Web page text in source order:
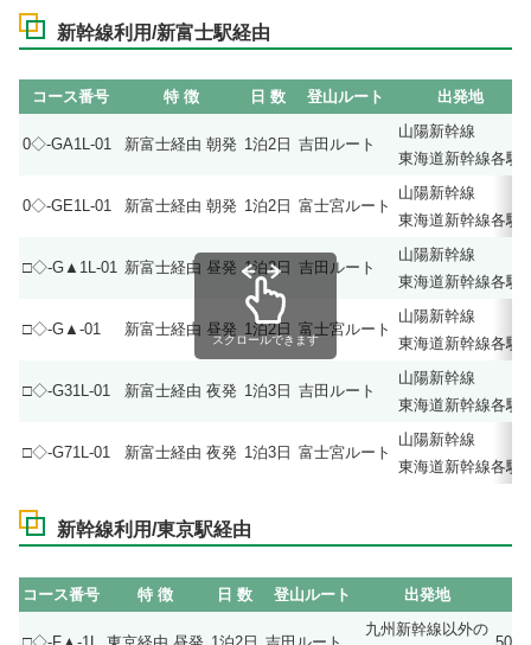
新幹線利用/新富士駅経由
コース番号 特 徴 日 数 登山ルート 出発地
0◇-GA1L-01 新富士経由 朝発 1泊2日 吉田ルート
山陽新幹線
東海道新幹線各駅
0◇-GE1L-01 新富士経由 朝発 1泊2日 富士宮ルート
山陽新幹線
東海道新幹線各駅
□◇-G▲1L-01 新富士経由 昼発 1泊2日 吉田ルート
山陽新幹線
東海道新幹線各駅
□◇-G▲-01 新富士経由 昼発 1泊2日 富士宮ルート
山陽新幹線
東海道新幹線各駅
□◇-G31L-01 新富士経由 夜発 1泊3日 吉田ルート
山陽新幹線
東海道新幹線各駅
□◇-G71L-01 新富士経由 夜発 1泊3日 富士宮ルート
山陽新幹線
東海道新幹線各駅
スクロールできます
新幹線利用/東京駅経由
コース番号 特 徴 日 数 登山ルート 出発地
九州新幹線以外の